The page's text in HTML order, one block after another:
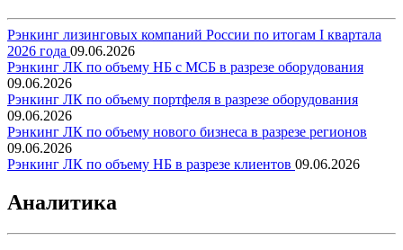
Рэнкинг лизинговых компаний России по итогам I квартала
2026 года 09.06.2026
Рэнкинг ЛК по объему НБ с МСБ в разрезе оборудования
09.06.2026
Рэнкинг ЛК по объему портфеля в разрезе оборудования
09.06.2026
Рэнкинг ЛК по объему нового бизнеса в разрезе регионов
09.06.2026
Рэнкинг ЛК по объему НБ в разрезе клиентов 09.06.2026
Аналитика